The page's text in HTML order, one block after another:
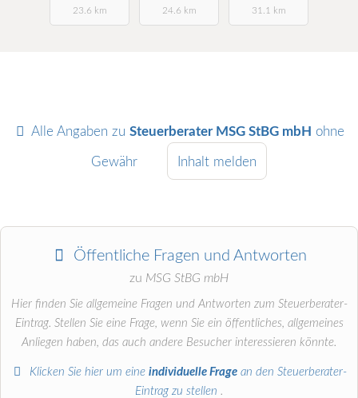
23.6 km
24.6 km
31.1 km
Alle Angaben zuSteuerberater MSG StBG mbH ohne
Gewähr Inhalt melden
Öffentliche Fragen und Antworten
zu MSG StBG mbH
Hier finden Sie allgemeine Fragen und Antworten zum Steuerberater-
Eintrag. Stellen Sie eine Frage, wenn Sie ein öffentliches, allgemeines
Anliegen haben, das auch andere Besucher interessieren könnte.
Klicken Sie hier um eineindividuelle Frage an den Steuerberater-
Eintrag zu stellen .